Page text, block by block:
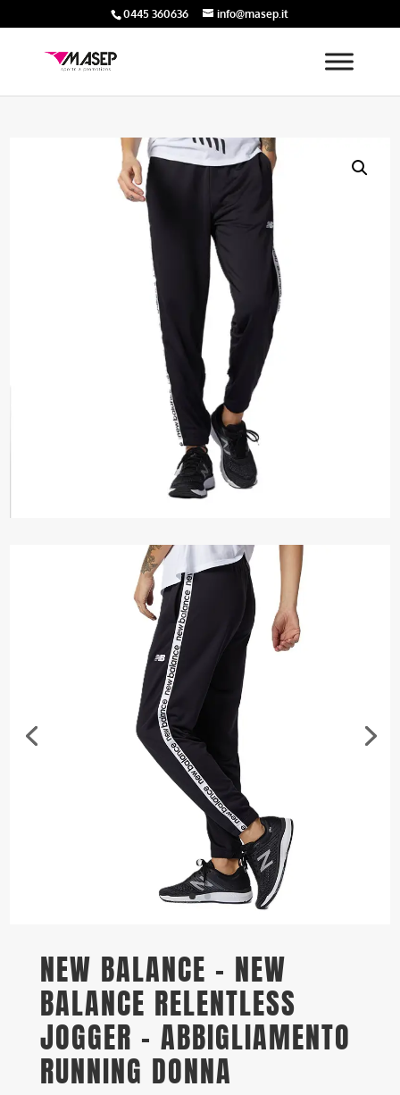
0445 360636 info@masep.it
NEW BALANCE – NEW
BALANCE RELENTLESS
JOGGER – ABBIGLIAMENTO
RUNNING DONNA